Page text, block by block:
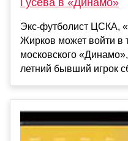
Экс-футболист ЦСКА,
Жирков может войти в
московского
летний бывший игрок